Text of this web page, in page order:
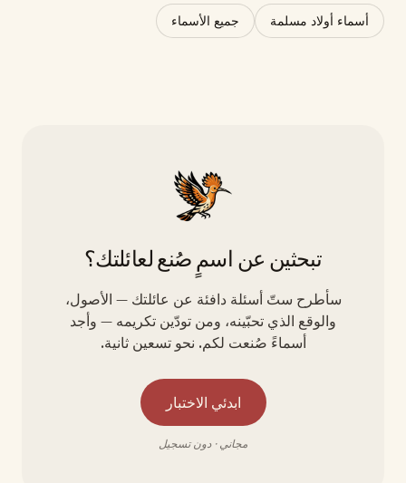
أسماء أولاد مسلمة جميع الأسماء
تبحثين عن اسمٍ صُنع لعائلتك؟
سأطرح ستّ أسئلة دافئة عن عائلتك — الأصول،
والوقع الذي تحبّينه، ومن تودّين تكريمه — وأجد
أسماءً صُنعت لكم. نحو تسعين ثانية.
ابدئي الاختبار
مجاني · دون تسجيل